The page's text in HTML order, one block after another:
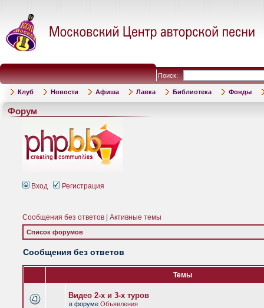
Поиск:
Клуб Новости Афиша Лавка Библиотека Фонды
Форум
Вход Регистрация
Сообщения без ответов Активные темы
Список форумов
Сообщения без ответов
Темы
Видео 2-х и 3-х туров
в форуме Объявления